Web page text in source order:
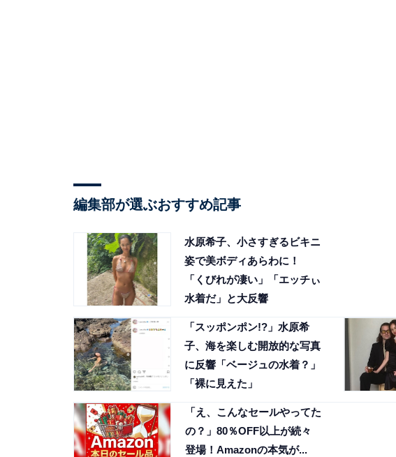
編集部が選ぶおすすめ記事
水原希子、小さすぎるビキニ
姿で美ボディあらわに！
「くびれが凄い」「エッチぃ
水着だ」と大反響
「スッポンポン!?」水原希
子、海を楽しむ開放的な写真
に反響「ベージュの水着？」
「裸に見えた」
「え、こんなセールやってた
の？」80％OFF以上が続々
登場！Amazonの本気が...